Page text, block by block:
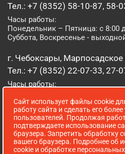
Тел.: +7 (8352) 58-10-87, 58-
Часы работы:
Понедельник – Пятница: с 8:00
Суббота, Воскресенье -
г. Чебоксары,
Тел.: +7 (8352) 22-07-33, 27-
Часы работы:
Суббота, Воскресенье: с 8:00 до
г. Йошкар-Ола, ул.
Тел.: (8362) 41-07-31
Часы работы:
Сайт использует файлы cookie
работу сайта и сделать его
пользователей. Продолжая
подтверждаете использование
браузера. Запретить обработку
вашего браузера. Подробнее об
cookie и обработке